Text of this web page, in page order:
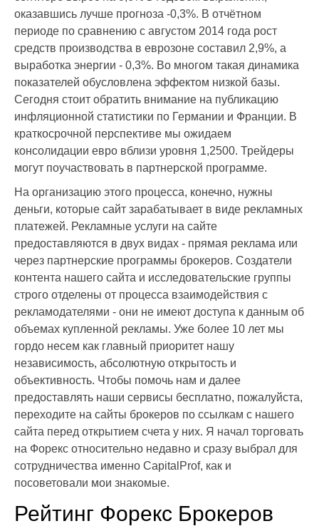
оказавшись лучше прогноза -0,3%. В отчётном
периоде по сравнению с августом 2014 года рост
средств производства в еврозоне составил 2,9%, а
выработка энергии - 0,3%. Во многом такая динамика
показателей обусловлена эффектом низкой базы.
Сегодня стоит обратить внимание на публикацию
инфляционной статистики по Германии и Франции. В
краткосрочной перспективе мы ожидаем
консолидации евро вблизи уровня 1,2500. Трейдеры
могут поучаствовать в партнерской программе.
На организацию этого процесса, конечно, нужны
деньги, которые сайт зарабатывает в виде рекламных
платежей. Рекламные услуги на сайте
предоставляются в двух видах - прямая реклама или
через партнерские программы брокеров. Создатели
контента нашего сайта и исследовательские группы
строго отделены от процесса взаимодействия с
рекламодателями - они не имеют доступа к данным об
объемах купленной рекламы. Уже более 10 лет мы
гордо несем как главный приоритет нашу
независимость, абсолютную открытость и
объективность. Чтобы помочь нам и далее
предоставлять наши сервисы бесплатно, пожалуйста,
переходите на сайты брокеров по ссылкам с нашего
сайта перед открытием счета у них. Я начал торговать
на Форекс относительно недавно и сразу выбрал для
сотрудничества именно CapitalProf, как и
посоветовали мои знакомые.
Рейтинг Форекс Брокеров